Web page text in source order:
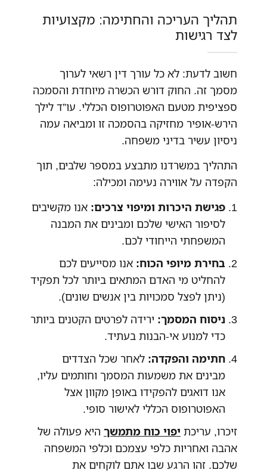
תהליך העריכה והחתימה: מקצועיות
לצד רגישות
חשוב לדעת: לא כל עורך דין רשאי לערוך
מסמך זה. החוק דורש הכשרה מיוחדת והסמכה
ספציפית מטעם האפוטרופוס הכללי. עו”ד לילך
הירש-אופיר מחזיקה בהסמכה זו ומביאה עמה
ניסיון עשיר בדיני משפחה.
התהליך במשרדנו מתבצע במספר שלבים, תוך
הקפדה על אווירה נעימה ומכילה:
פגישת היכרות ומיפוי צרכים: אנו מקשיבים
לסיפור האישי שלכם ומבינים את המבנה
המשפחתי הייחודי לכם.
בחירת מיופי הכוח: אנו מסייעים לכם
להחליט מי האדם המתאים ביותר לכל תפקיד
(ניתן לפצל סמכויות בין אנשים שונים).
ניסוח המסמך: ירידה לפרטים הקטנים ביותר
כדי למנוע אי-הבנות בעתיד.
חתימה והפקדה: לאחר שכל הצדדים
מבינים את משמעות המסמך וחותמים עליו,
אנו דואגים להפקידו באופן מקוון אצל
האפוטרופוס הכללי לאישור סופי.
זיכרו, עריכת יפוי כוח מתמשך היא פעולה של
אהבה ואחריות כלפי עצמכם וכלפי המשפחה
שלכם. זהו הרגע שבו אתם לוקחים את